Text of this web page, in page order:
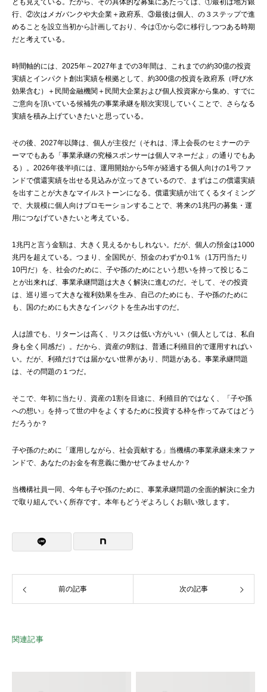
とも見えている。だから、その具体的な募集にあたっては、①最初は地方銀
行、②次はメガバンクや大企業＋政府系、③最後は個人、の３ステップで進
めることを設立当初から計画しており、今は①から②に移行しつつある時期
だと考えている。
時間軸的には、2025年～2027年までの3年間は、これまでの約30億の投資
実績とインパクト創出実績を根拠として、約300億の投資を政府系（呼び水
効果含む）＋民間金融機関＋民間大企業および個人投資家から集め、すでに
ご意向を頂いている候補先の事業承継を順次実現していくことで、さらなる
実績を積み上げていきたいと思っている。
その後、2027年以降は、個人が主役だ（それは、澤上会長のセミナーのテ
ーマでもある「事業承継の究極スポンサーは個人マネーだよ」の通りでもあ
る）。2026年後半頃には、運用開始から5年が経過する個人向けの1号ファ
ンドで償還実績を出せる見込みが立ってきているので、まずはこの償還実績
を出すことが大きなマイルストーンになる。償還実績が出てくるタイミング
で、大規模に個人向けプロモーションすることで、将来の1兆円の募集・運
用につなげていきたいと考えている。
1兆円と言う金額は、大きく見えるかもしれない。だが、個人の預金は1000
兆円を超えている。つまり、全国民が、預金のわずか0.1％（1万円当たり
10円だ）を、社会のために、子や孫のためにという想いを持って投じるこ
とが出来れば、事業承継問題は大きく解決に進むのだ。そして、その投資
は、巡り巡って大きな複利効果を生み、自己のためにも、子や孫のために
も、国のためにも大きなインパクトを生み出すのだ。
人は誰でも、リターンは高く、リスクは低い方がいい（個人としては、私自
身も全く同感だ）。だから、資産の9割は、普通に利殖目的で運用すればい
い。だが、利殖だけでは届かない世界があり、問題がある。事業承継問題
は、その問題の１つだ。
そこで、年初に当たり、資産の1割を目途に、利殖目的ではなく、「子や孫
への想い」を持って世の中をよくするために投資する枠を作ってみてはどう
だろうか？
子や孫のために「運用しながら、社会貢献する」当機構の事業承継未来ファ
ンドで、あなたのお金を有意義に働かせてみませんか？
当機構社員一同、今年も子や孫のために、事業承継問題の全面的解決に全力
で取り組んでいく所存です。本年もどうぞよろしくお願い致します。
前の記事 次の記事
関連記事